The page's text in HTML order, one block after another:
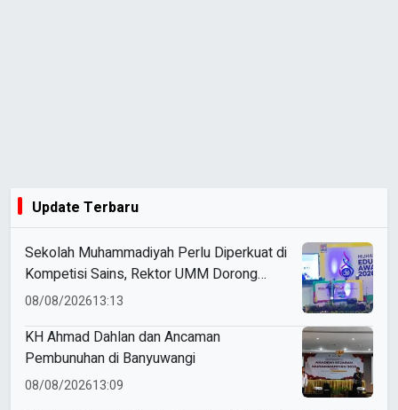
Update Terbaru
Sekolah Muhammadiyah Perlu Diperkuat di
Kompetisi Sains, Rektor UMM Dorong
Coaching Clinic
08/08/202613:13
KH Ahmad Dahlan dan Ancaman
Pembunuhan di Banyuwangi
08/08/202613:09